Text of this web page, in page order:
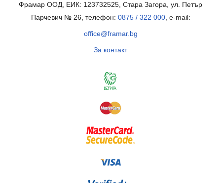
Фрамар ООД, ЕИК: 123732525, Стара Загора, ул. Петър
Парчевич № 26, телефон: 0875 / 322 000, e-mail:
office@framar.bg
За контакт